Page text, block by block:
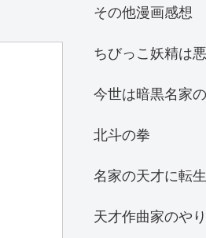
その他漫画感想
ちびっこ妖精は
今世は暗黒名家
北斗の拳
名家の天才に転
天才作曲家のや